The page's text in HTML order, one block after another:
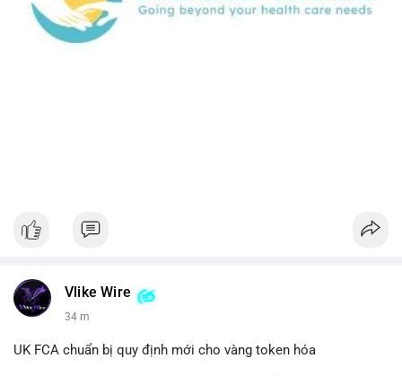
Vlike Wire
34 m
UK FCA chuẩn bị quy định mới cho vàng token hóa